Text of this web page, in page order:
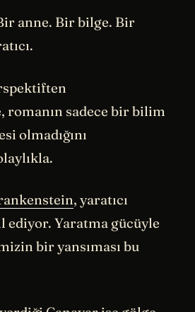
anne. Bir bilge. Bir
romanın sadece bir bilim
olmadığını
, yaratıcı
ediyor. Yaratma gücüyle
bir yansıması bu